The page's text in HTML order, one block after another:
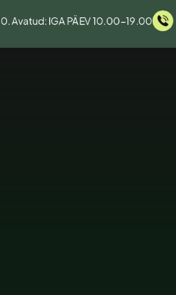
Avatud: IGA PÄEV 10.00-19.00